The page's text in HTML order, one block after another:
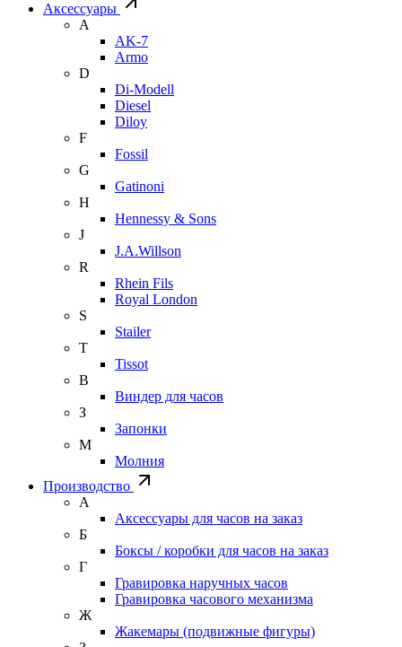
Аксессуары
A
AK-7
Armo
D
Di-Modell
Diesel
Diloy
F
Fossil
G
Gatinoni
H
Hennessy & Sons
J
J.A.Willson
R
Rhein Fils
Royal London
S
Stailer
T
Tissot
В
Виндер для часов
З
Запонки
М
Молния
Производство
А
Аксессуары для часов на заказ
Б
Боксы / коробки для часов на заказ
Г
Гравировка наручных часов
Гравировка часового механизма
Ж
Жакемары (подвижные фигуры)